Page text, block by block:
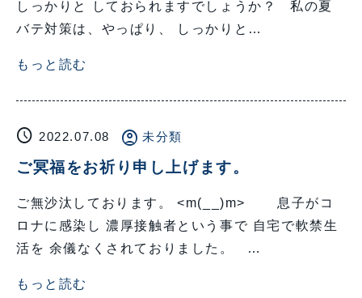
しっかりと しておられますでしょうか？ 私の夏
バテ対策は、やっぱり、 しっかりと…
もっと読む
schedule 2022.07.08 account_circle 未分類
ご冥福をお祈り申し上げます。
ご無沙汰しております。 <m(__)m> 息子がコ
ロナに感染し 濃厚接触者という事で 自宅で軟禁生
活を 余儀なくされておりました。 …
もっと読む